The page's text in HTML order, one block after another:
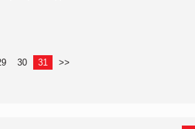
30 31 >>